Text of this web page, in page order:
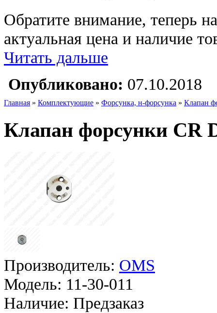
Обратите внимание, теперь
актуальная цена и наличие
Читать дальше
Опубликовано: 07.10.2018
Главная » Комплектующие » Форсунка, н-форсунка » Клапан
Клапан форсунки CR
Производитель: OMS
Модель: 11-30-011
Наличие: Предзаказ